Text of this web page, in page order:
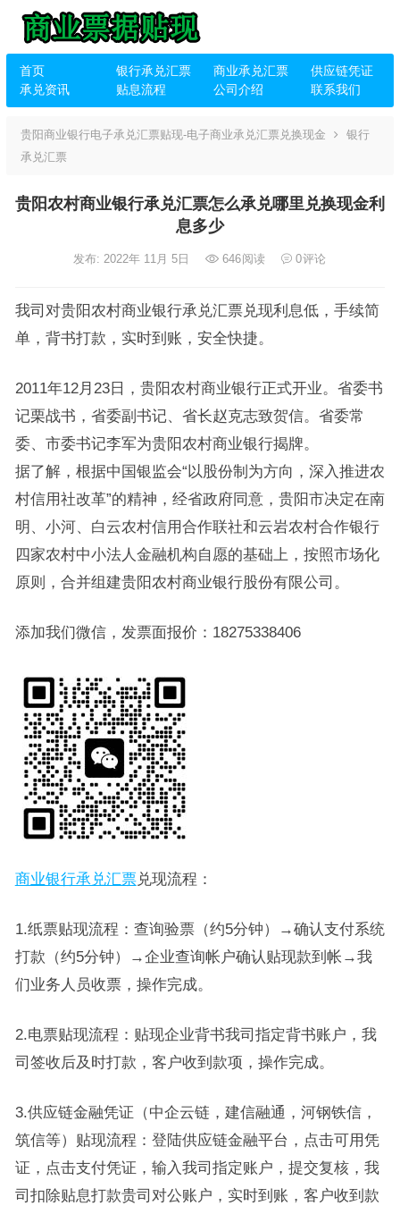
首页 银行承兑汇票 商业承兑汇票
供应链凭证
承兑资讯
贴息流程 公司介绍 联系我们
贵阳商业银行电子承兑汇票贴现-电子商业承兑汇票兑换现金
银行
承兑汇票
贵阳农村商业银行承兑汇票怎么承兑哪里兑换现金利
息多少
发布: 2022年 11月 5日 646阅读 0评论
我司对贵阳农村商业银行承兑汇票兑现利息低，手续简
单，背书打款，实时到账，安全快捷。
2011年12月23日，贵阳农村商业银行正式开业。省委书
记栗战书，省委副书记、省长赵克志致贺信。省委常
委、市委书记李军为贵阳农村商业银行揭牌。
据了解，根据中国银监会“以股份制为方向，深入推进农
村信用社改革”的精神，经省政府同意，贵阳市决定在南
明、小河、白云农村信用合作联社和云岩农村合作银行
四家农村中小法人金融机构自愿的基础上，按照市场化
原则，合并组建贵阳农村商业银行股份有限公司。
添加我们微信，发票面报价：18275338406
商业银行承兑汇票兑现流程：
1.纸票贴现流程：查询验票（约5分钟）→确认支付系统
打款（约5分钟）→企业查询帐户确认贴现款到帐→我
们业务人员收票，操作完成。
2.电票贴现流程：贴现企业背书我司指定背书账户，我
司签收后及时打款，客户收到款项，操作完成。
3.供应链金融凭证（中企云链，建信融通，河钢铁信，
筑信等）贴现流程：登陆供应链金融平台，点击可用凭
证，点击支付凭证，输入我司指定账户，提交复核，我
司扣除贴息打款贵司对公账户，实时到账，客户收到款